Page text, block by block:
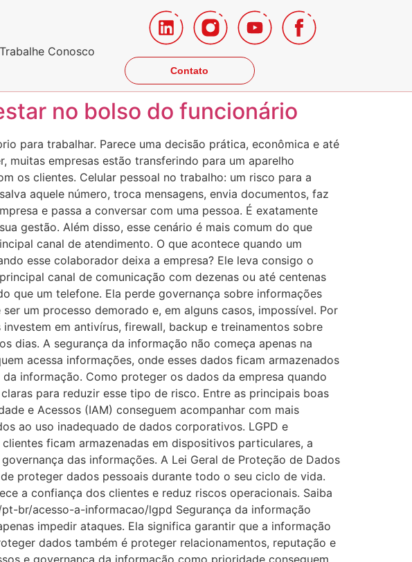
Trabalhe Conosco
Contato
no bolso do funcionário
para trabalhar. Parece uma decisão prática, econômica e até
muitas empresas estão transferindo para um aparelho
os clientes. Celular pessoal no trabalho: um risco para a
aquele número, troca mensagens, envia documentos, faz
e passa a conversar com uma pessoa. É exatamente
gestão. Além disso, esse cenário é mais comum do que
canal de atendimento. O que acontece quando um
esse colaborador deixa a empresa? Ele leva consigo o
canal de comunicação com dezenas ou até centenas
que um telefone. Ela perde governança sobre informações
um processo demorado e, em alguns casos, impossível. Por
em antivírus, firewall, backup e treinamentos sobre
dias. A segurança da informação não começa apenas na
acessa informações, onde esses dados ficam armazenados
informação. Como proteger os dados da empresa quando
para reduzir esse tipo de risco. Entre as principais boas
e Acessos (IAM) conseguem acompanhar com mais
ao uso inadequado de dados corporativos. LGPD e
ficam armazenadas em dispositivos particulares, a
das informações. A Lei Geral de Proteção de Dados
proteger dados pessoais durante todo o seu ciclo de vida.
a confiança dos clientes e reduz riscos operacionais. Saiba
br/acesso-a-informacao/lgpd Segurança da informação
impedir ataques. Ela significa garantir que a informação
dados também é proteger relacionamentos, reputação e
e governança da informação como prioridade conseguem